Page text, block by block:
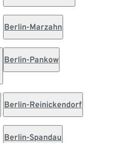
Berlin-Marzahn
Berlin-Pankow
Berlin-Reinickendorf
Berlin-Spandau